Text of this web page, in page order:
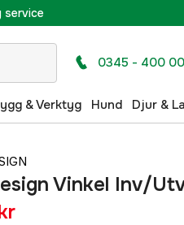
service
0345 - 400 00
& Verktyg Hund Djur &
Vinkel Inv/